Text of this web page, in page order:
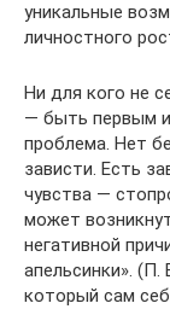
уникальные
личностного
Ни для кого не
— быть первым
проблема. Нет
зависти. Есть
чувства —
может
негативной
апельсинки». (П.
который сам